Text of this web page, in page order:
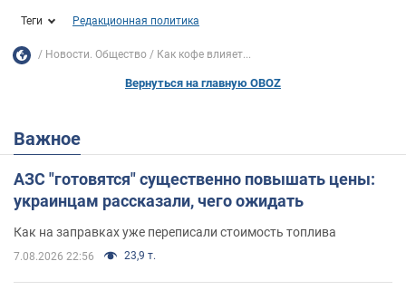
Теги Редакционная политика
Новости. Общество Как кофе влияет...
Вернуться на главную OBOZ
Важное
АЗС "готовятся" существенно повышать цены:
украинцам рассказали, чего ожидать
Как на заправках уже переписали стоимость топлива
7.08.2026 22:56 23,9 т.